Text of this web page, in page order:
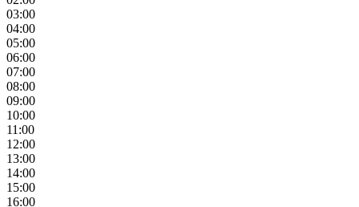
03:00
04:00
05:00
06:00
07:00
08:00
09:00
10:00
11:00
12:00
13:00
14:00
15:00
16:00